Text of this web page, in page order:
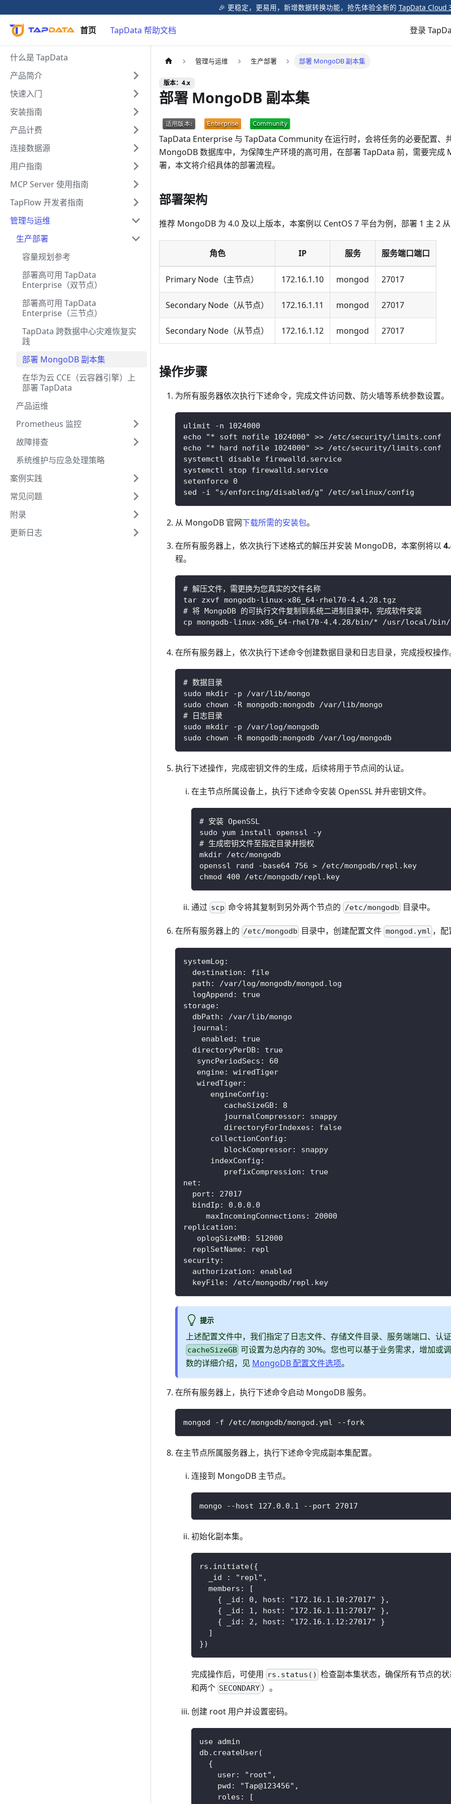
🎉️ 更稳定，更易用，新增数据转换功能，抢先体验全新的 TapData Cloud
首页 TapData 帮助文档 登录
什么是 TapData
产品简介
快速入门
安装指南
产品计费
连接数据源
用户指南
MCP Server 使用指南
TapFlow 开发者指南
管理与运维
生产部署
容量规划参考
部署高可用 TapData
Enterprise（双节点）
部署高可用 TapData
Enterprise（三节点）
TapData 跨数据中心灾难恢复实
践
部署 MongoDB 副本集
在华为云 CCE（云容器引擎）上
部署 TapData
产品运维
Prometheus 监控
故障排查
系统维护与应急处理策略
案例实践
常见问题
附录
更新日志
管理与运维 生产部署 部署 MongoDB 副本集
版本：4.x
部署 MongoDB 副本集
TapData Enterprise 与 TapData Community 在运行时，会将任务的必要配置、
MongoDB 数据库中，为保障生产环境的高可用，在部署 TapData 前，需要完成
署，本文将介绍具体的部署流程。
部署架构
推荐 MongoDB 为 4.0 及以上版本，本案例以 CentOS 7 平台为例，部署 1 主 2 从
角色 IP 服务 服务端口端口
Primary Node（主节点） 172.16.1.10 mongod 27017
Secondary Node（从节点） 172.16.1.11 mongod 27017
Secondary Node（从节点） 172.16.1.12 mongod 27017
操作步骤
为所有服务器依次执行下述命令，完成文件访问数、防火墙等系统参数设置。
ulimit -n 1024000
echo "* soft nofile 1024000" >> /etc/security/limits.conf
echo "* hard nofile 1024000" >> /etc/security/limits.conf
systemctl disable firewalld.service
systemctl stop firewalld.service
setenforce 0
sed -i "s/enforcing/disabled/g" /etc/selinux/config
从 MongoDB 官网下载所需的安装包。
在所有服务器上，依次执行下述格式的解压并安装 MongoDB，本案例将以
程。
# 解压文件，需更换为您真实的文件名称
tar zxvf mongodb-linux-x86_64-rhel70-4.4.28.tgz
# 将 MongoDB 的可执行文件复制到系统二进制目录中，完成软件安装
cp mongodb-linux-x86_64-rhel70-4.4.28/bin/* /usr/local/bin/
在所有服务器上，依次执行下述命令创建数据目录和日志目录，完成授权操作
# 数据目录
sudo mkdir -p /var/lib/mongo
sudo chown -R mongodb:mongodb /var/lib/mongo
# 日志目录
sudo mkdir -p /var/log/mongodb
sudo chown -R mongodb:mongodb /var/log/mongodb
执行下述操作，完成密钥文件的生成，后续将用于节点间的认证。
在主节点所属设备上，执行下述命令安装 OpenSSL 并升密钥文件。
# 安装 OpenSSL
sudo yum install openssl -y
# 生成密钥文件至指定目录并授权
mkdir /etc/mongodb
openssl rand -base64 756 > /etc/mongodb/repl.key
chmod 400 /etc/mongodb/repl.key
通过 scp 命令将其复制到另外两个节点的 /etc/mongodb 目录中。
在所有服务器上的 /etc/mongodb 目录中，创建配置文件 mongod.yml ，配
systemLog :
destination :
file
path :
/var/log/mongodb/mongod.log
logAppend :
true
storage:
dbPath :
/var/lib/mongo
journal :
enabled :
true
directoryPerDB:
true
syncPeriodSecs :
60
engine:
wiredTiger
wiredTiger:
engineConfig :
cacheSizeGB:
8
journalCompressor:
snappy
directoryForIndexes :
false
collectionConfig :
blockCompressor:
snappy
indexConfig :
prefixCompression :
true
net :
port :
27017
bindIp :
0.0.0.0
maxIncomingConnections :
20000
replication :
oplogSizeMB:
512000
replSetName:
repl
security:
authorization :
enabled
keyFile: /etc/mongodb/repl.key
提示
上述配置文件中，我们指定了日志文件、存储文件目录、服务端端口、认证
cacheSizeGB 可设置为总内存的 30%。您也可以基于业务需求，增加或
数的详细介绍，见 MongoDB 配置文件选项。
在所有服务器上，执行下述命令启动 MongoDB 服务。
mongod -f /etc/mongodb/mongod.yml --fork
在主节点所属服务器上，执行下述命令完成副本集配置。
连接到 MongoDB 主节点。
mongo --host 127.0.0.1 --port 27017
初始化副本集。
rs.initiate({
  _id : "repl",
  members: [
    { _id: 0, host: "172.16.1.10:27017" },
    { _id: 1, host: "172.16.1.11:27017" },
    { _id: 2, host: "172.16.1.12:27017" }
  ]
})
完成操作后，可使用 rs.status() 检查副本集状态，确保所有节点的
和两个 SECONDARY ）。
创建 root 用户并设置密码。
use admin
db.createUser(
  {
    user: "root",
    pwd: "Tap@123456",
    roles: [